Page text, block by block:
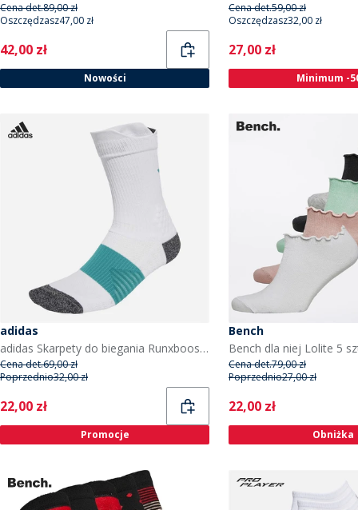
Cena det.89,00 zł
Oszczędzasz47,00 zł
Current
42,00 zł
Nowości
Cena det.59,00 zł
Oszczędzasz32,00 zł
Current
27,00 zł
Minimum -
adidas
adidas Skarpety do biegania Runxboost kolor Biały/Pure Teal
Cena det.69,00 zł
Poprzednio32,00 zł
Current
22,00 zł
Promocje
Bench
Cena det.79,00 zł
Poprzednio27,00 zł
Current
22,00 zł
Obniżka